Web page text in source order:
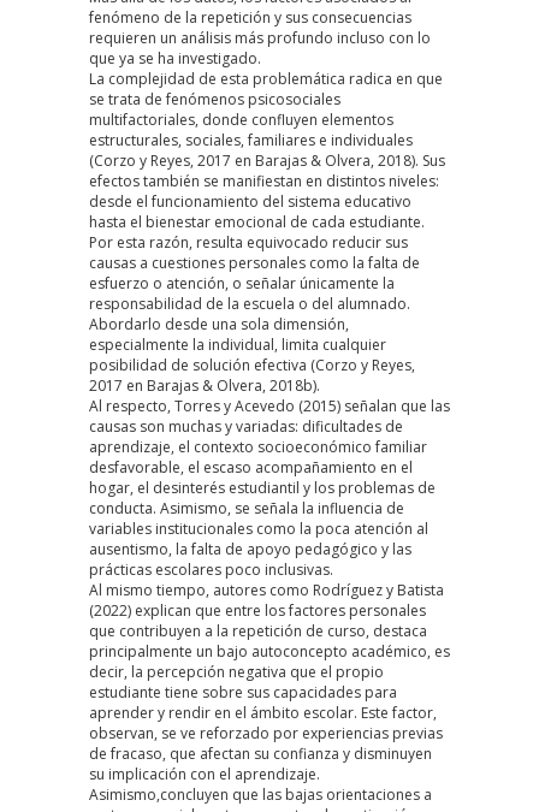
fenómeno de la repetición y sus consecuencias
requieren un análisis más profundo incluso con lo
que ya se ha investigado.
La complejidad de esta problemática radica en que
se trata de fenómenos psicosociales
multifactoriales, donde confluyen elementos
estructurales, sociales, familiares e individuales
(Corzo y Reyes, 2017 en Barajas & Olvera, 2018). Sus
efectos también se manifiestan en distintos niveles:
desde el funcionamiento del sistema educativo
hasta el bienestar emocional de cada estudiante.
Por esta razón, resulta equivocado reducir sus
causas a cuestiones personales como la falta de
esfuerzo o atención, o señalar únicamente la
responsabilidad de la escuela o del alumnado.
Abordarlo desde una sola dimensión,
especialmente la individual, limita cualquier
posibilidad de solución efectiva (Corzo y Reyes,
2017 en Barajas & Olvera, 2018b).
Al respecto, Torres y Acevedo (2015) señalan que las
causas son muchas y variadas: dificultades de
aprendizaje, el contexto socioeconómico familiar
desfavorable, el escaso acompañamiento en el
hogar, el desinterés estudiantil y los problemas de
conducta. Asimismo, se señala la influencia de
variables institucionales como la poca atención al
ausentismo, la falta de apoyo pedagógico y las
prácticas escolares poco inclusivas.
Al mismo tiempo, autores como Rodríguez y Batista
(2022) explican que entre los factores personales
que contribuyen a la repetición de curso, destaca
principalmente un bajo autoconcepto académico, es
decir, la percepción negativa que el propio
estudiante tiene sobre sus capacidades para
aprender y rendir en el ámbito escolar. Este factor,
observan, se ve reforzado por experiencias previas
de fracaso, que afectan su confianza y disminuyen
su implicación con el aprendizaje.
Asimismo,concluyen que las bajas orientaciones a